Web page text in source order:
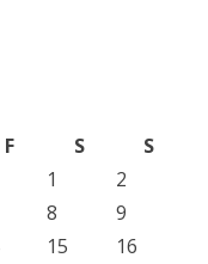
F S
S
1
2
8
9
15
16